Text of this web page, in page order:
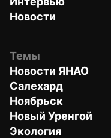
Новости
Темы
Новости ЯНАО
Салехард
Ноябрьск
Новый Уренгой
Экология